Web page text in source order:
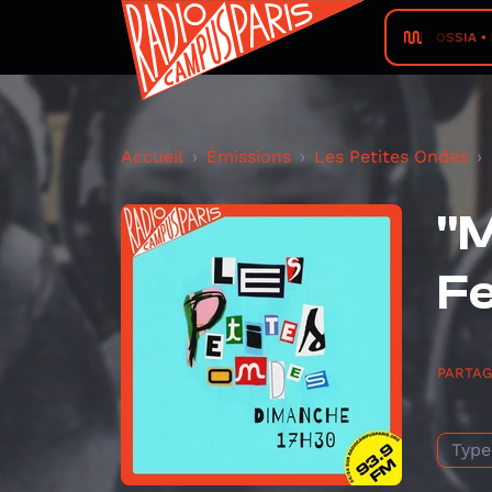
OSSIA
Accueil Émissions Les Petites Ondes
Type